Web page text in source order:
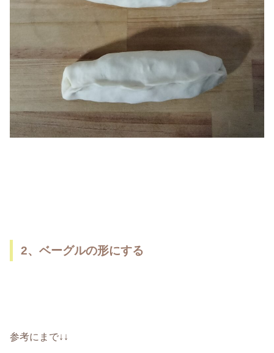
2、ベーグルの形にする
参考にまで↓↓